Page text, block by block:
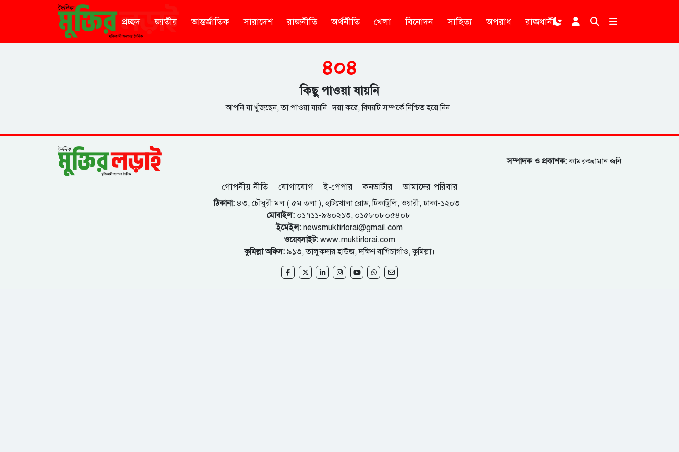
প্রচ্ছদ জাতীয় আন্তর্জাতিক সারাদেশ রাজনীতি অর্থনীতি খেলা বিনোদন সাহিত্য অপরাধ রাজধানী
৪০৪
কিছু পাওয়া যায়নি
আপনি যা খুঁজছেন, তা পাওয়া যায়নি। দয়া করে, বিষয়টি সম্পর্কে নিশ্চিত হয়ে নিন।
সম্পাদক ও প্রকাশক:কামরুজ্জামান জনি
গোপনীয় নীতি যোগাযোগ ই-পেপার কনভার্টার আমাদের পরিবার
ঠিকানা: ৪৩, চৌধুরী মল ( ৫ম তলা ), হাটখোলা রোড, টিকাটুলি, ওয়ারী, ঢাকা-১২০৩।
মোবাইল:০১৭১১-৯৬০২১৩, ০১৫৮০৮০৫৪০৮
ইমেইল: newsmuktirlorai@gmail.com
ওয়েবসাইট: www.muktirlorai.com
কুমিল্লা অফিস: ৯১৩, তালুকদার হাউজ, দক্ষিণ বাগিচাগাঁও, কুমিল্লা।